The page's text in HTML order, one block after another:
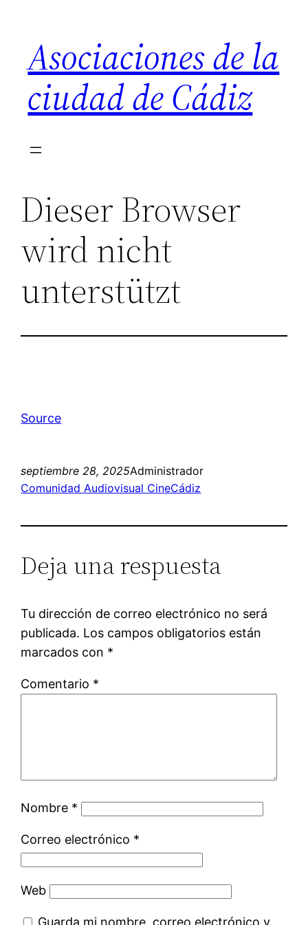
contenido
Asociaciones de la
ciudad de Cádiz
Dieser Browser
wird nicht
unterstützt
Source
septiembre 28, 2025Administrador
Comunidad Audiovisual CineCádiz
Deja una respuesta
Tu dirección de correo electrónico no será
publicada. Los campos obligatorios están
marcados con *
Comentario *
Nombre *
Correo electrónico *
Web